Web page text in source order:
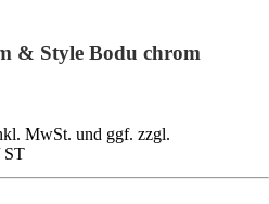
& Style Bodu chrom
MwSt. und ggf. zzgl.
ST